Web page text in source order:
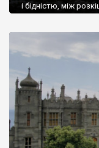
і бідністю, між